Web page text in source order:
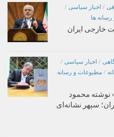
/ اخبار سیاسی /
ها
خارجی ایران
/ اخبار سیاسی /
/ مطبوعات و رسانه
نوشته محمود
سپهر نشانه‌ای